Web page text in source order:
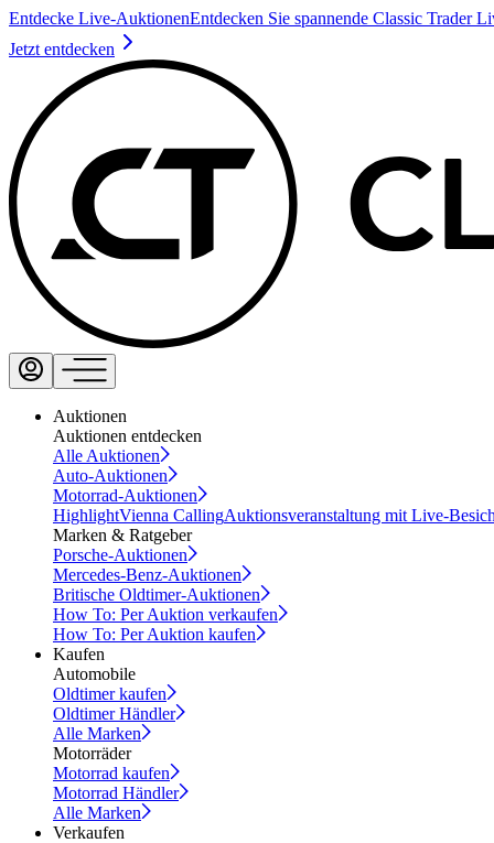
Entdecke Live-AuktionenEntdecken Sie spannende Classic Trader
Jetzt entdecken
Auktionen
Auktionen entdecken
Alle Auktionen
Auto-Auktionen
Motorrad-Auktionen
HighlightVienna CallingAuktionsveranstaltung mit Live-
Marken & Ratgeber
Porsche-Auktionen
Mercedes-Benz-Auktionen
Britische Oldtimer-Auktionen
How To: Per Auktion verkaufen
How To: Per Auktion kaufen
Kaufen
Automobile
Oldtimer kaufen
Oldtimer Händler
Alle Marken
Motorräder
Motorrad kaufen
Motorrad Händler
Alle Marken
Verkaufen